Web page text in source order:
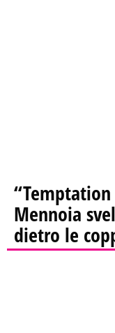
Mennoia
dietro le